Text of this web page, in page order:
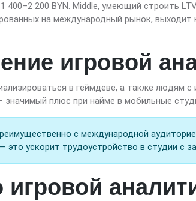
400–2 200 BYN. Middle, умеющий строить
на международный рынок, выходит
игровой
в геймдеве, а также людям
плюс при найме в мобильные
с международной
это ускорит трудоустройство в студии с